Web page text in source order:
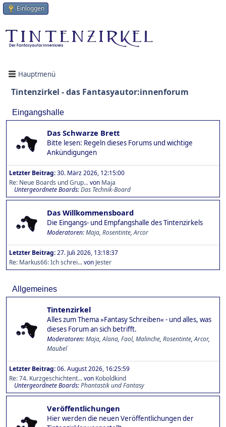
Einloggen
Hauptmenü
Tintenzirkel - das Fantasyautor:innenforum
Eingangshalle
Das Schwarze Brett
Bitte lesen: Regeln dieses Forums und wichtige
Ankündigungen
Letzter Beitrag:30. März 2026, 12:15:00
Re: Neue Boards und Grup...von Maja
Untergeordnete Boards Das Technik-Board
Das Willkommensboard
Die Eingangs- und Empfangshalle des Tintenzirkels
Moderatoren:Maja, Rosentinte,Arcor
Letzter Beitrag:27. Juli 2026, 13:18:37
Re: Markus66: Ich schrei...von Jester
Allgemeines
Tintenzirkel
Alles zum Thema »Fantasy Schreiben« - und alles, was
dieses Forum an sich betrifft.
Moderatoren:Maja,Alana, Faol, Malinche, Rosentinte,Arcor,
Maubel
Letzter Beitrag:06. August 2026, 16:25:59
Re: 74. Kurzgeschichtent...von Koboldkind
Untergeordnete Boards Phantastik und Fantasy
Veröffentlichungen
Hier werden die neuen Veröffentlichungen der